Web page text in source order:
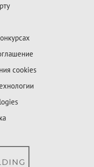
cookies